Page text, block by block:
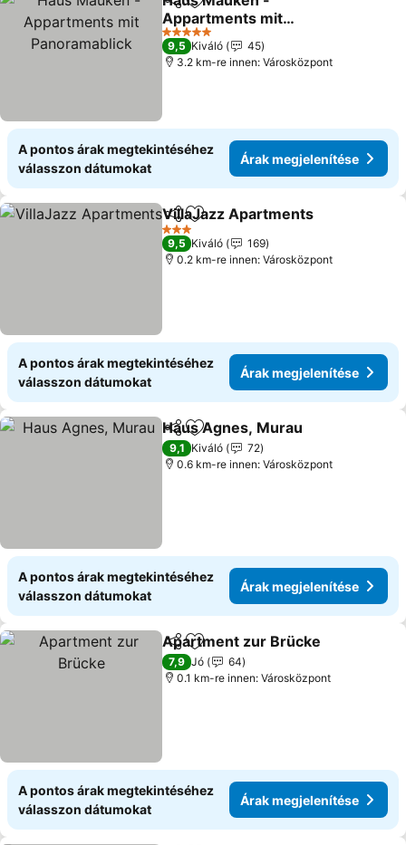
Megosztás
Hozzáadás a kedvencekhez
Appartments mit
Panoramablick
5 Kategória
9,5 Kiváló
45
3.2 km-re innen: Városközpont
A pontos árak megtekintéséhez
válasszon dátumokat
Árak megjelenítése
Megosztás
Hozzáadás a kedvencekhez
VillaJazz Apartments
3 Kategória
9,5 Kiváló
169
0.2 km-re innen: Városközpont
A pontos árak megtekintéséhez
válasszon dátumokat
Árak megjelenítése
Megosztás
Hozzáadás a kedvencekhez
Haus Agnes, Murau
9,1 Kiváló
72
0.6 km-re innen: Városközpont
A pontos árak megtekintéséhez
válasszon dátumokat
Árak megjelenítése
Megosztás
Hozzáadás a kedvencekhez
Apartment zur Brücke
7,9 Jó
64
0.1 km-re innen: Városközpont
A pontos árak megtekintéséhez
válasszon dátumokat
Árak megjelenítése